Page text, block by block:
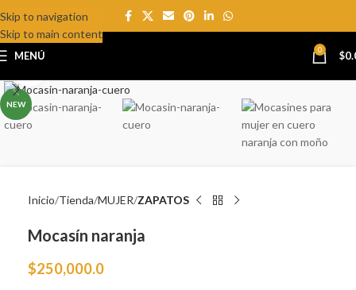
Skip to navigation
Skip to main content
MENÚ 0 $
NEW
Inicio Tienda MUJER ZAPATOS
Mocasín naranja
$250,000.0